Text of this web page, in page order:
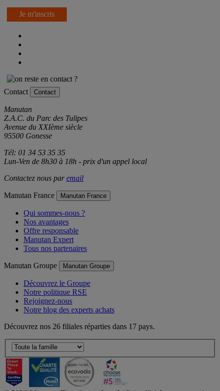
Je m'inscris
Contact Contact
Manutan
Z.A.C. du Parc des Tulipes
Avenue du XXIème siècle
95500 Gonesse
Tél: 01 34 53 35 35
Lun-Ven de 8h30 à 18h - prix d'un appel local
Contactez nous paremail
Manutan France Manutan France
Qui sommes-nous ?
Nos avantages
Offre responsable
Manutan Expert
Tous nos partenaires
Manutan Groupe Manutan Groupe
Découvrez le Groupe
Notre politique RSE
Rejoignez-nous
Notre blog des experts achats
Découvrez nos 26 filiales réparties dans 17 pays.